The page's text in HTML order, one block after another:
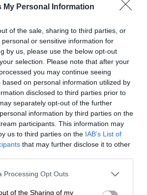
My Personal Information
of the sale, sharing to third parties, or
or sensitive information for
by us, please use the below opt-out
selection. Please note that after your
you may continue seeing
based on personal information utilized by
disclosed to third parties prior to
separately opt-out of the further
information by third parties on the
participants. This information may
us to third parties on the IAB’s List of
that may further disclose it to other
website/app uses one or more Google
or usage behaviour. You may click to
Processing Opt Outs
of the Sharing of my
το ΕΘΝΟΣ στη Google
2790 τουΤζόκερτης
όπου η πρώτη
3,1 εκατ. ευρώ.
21:51
αράχνη τσίμπησε τον